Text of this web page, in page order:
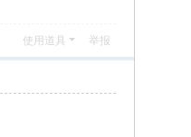
使用道具 举报